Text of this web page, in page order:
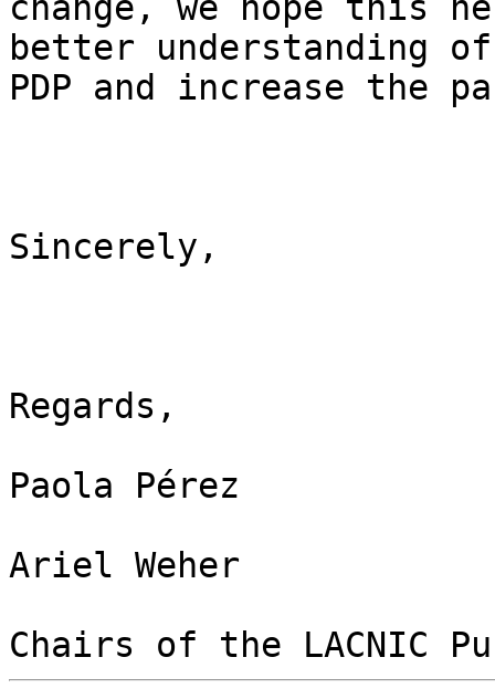
change, we hope this
better understanding
PDP and increase the
Sincerely,
Regards,
Paola Pérez
Ariel Weher